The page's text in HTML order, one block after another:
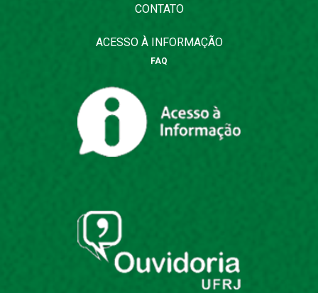
CONTATO
ACESSO À INFORMAÇÃO
FAQ